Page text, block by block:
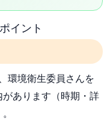
イント
、環境衛生委員さんを
あります（時期・詳